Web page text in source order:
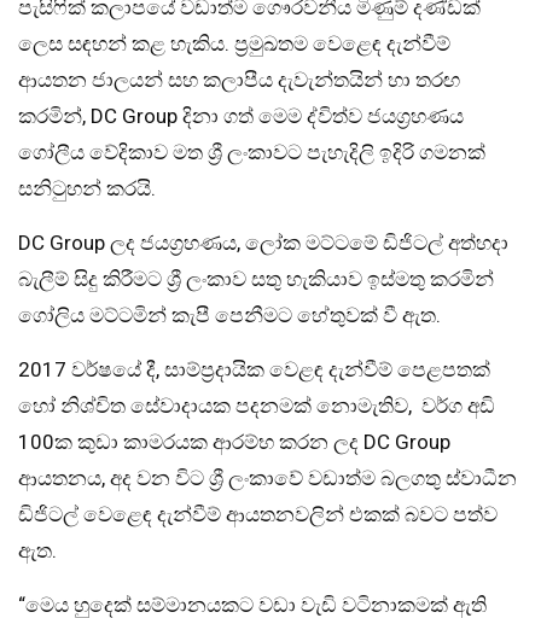
පැසිෆික් කලාපයේ වඩාත්ම ගෞරවනීය මිණුම් දණ්ඩක්
ලෙස සඳහන් කළ හැකිය. ප්‍රමුඛතම වෙළෙඳ දැන්වීම්
ආයතන ජාලයන් සහ කලාපීය දැවැන්තයින් හා තරඟ
කරමින්, DC Group දිනා ගත් මෙම ද්විත්ව ජයග්‍රහණය
ගෝලීය වේදිකාව මත ශ්‍රී ලංකාවට පැහැදිලි ඉදිරි ගමනක්
සනිටුහන් කරයි.
DC Group ලද ජයග්‍රහණය, ලෝක මට්ටමේ ඩිජිටල් අත්හදා
බැලීම් සිදු කිරීමට ශ්‍රී ලංකාව සතු හැකියාව ඉස්මතු කරමින්
ගෝලිය මට්ටමින් කැපී පෙනීමට හේතුවක් වී ඇත.
2017 වර්ෂයේ දී, සාම්ප්‍රදායික වෙළඳ දැන්වීම් පෙළපතක්
හෝ නිශ්චිත සේවාදායක පදනමක් නොමැතිව, වර්ග අඩි
100ක කුඩා කාමරයක ආරම්භ කරන ලද DC Group
ආයතනය, අද වන විට ශ්‍රී ලංකාවේ වඩාත්ම බලගතු ස්වාධීන
ඩිජිටල් වෙළෙඳ දැන්වීම් ආයතනවලින් එකක් බවට පත්ව
ඇත.
“මෙය හුදෙක් සම්මානයකට වඩා වැඩි වටිනාකමක් ඇති